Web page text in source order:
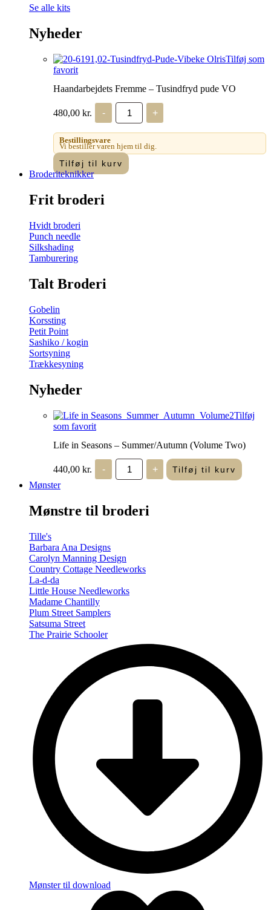
Se alle kits
Nyheder
Tilføj som
favorit
Haandarbejdets Fremme – Tusindfryd pude VO
480,00 kr. -
Haandarbejdets
Fremme
-
Tusindfryd
pude
VO
antal
+
Bestillingsvare
Vi bestiller varen hjem til dig.
Tilføj til kurv
Broderiteknikker
Frit broderi
Hvidt broderi
Punch needle
Silkshading
Tamburering
Talt Broderi
Gobelin
Korssting
Petit Point
Sashiko / kogin
Sortsyning
Trækkesyning
Nyheder
Tilføj
som favorit
Life in Seasons – Summer/Autumn (Volume Two)
440,00 kr. -
Life
Seasons
(Volume
+ Tilføj til kurv
Mønster
Mønstre til broderi
Tille's
Barbara Ana Designs
Carolyn Manning Design
Country Cottage Needleworks
La-d-da
Little House Needleworks
Madame Chantilly
Plum Street Samplers
Satsuma Street
The Prairie Schooler
Mønster til download